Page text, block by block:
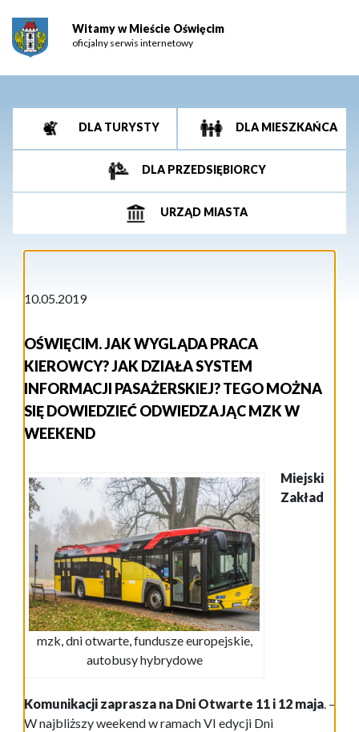
Witamy w Mieście Oświęcim
oficjalny serwis internetowy
DLA TURYSTY DLA MIESZKAŃCA
DLA PRZEDSIĘBIORCY
URZĄD MIASTA
10.05.2019
OŚWIĘCIM. JAK WYGLĄDA PRACA
KIEROWCY? JAK DZIAŁA SYSTEM
INFORMACJI PASAŻERSKIEJ? TEGO MOŻNA
SIĘ DOWIEDZIEĆ ODWIEDZAJĄC MZK W
WEEKEND
mzk, dni otwarte, fundusze europejskie,
autobusy hybrydowe
Miejski
Zakład
Komunikacji zaprasza na Dni Otwarte 11 i 12 maja. –
W najbliższy weekend w ramach VI edycji Dni